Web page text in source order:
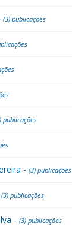
(3) publicações
publicações
- (3) publicações
(3) publicações
- (3) publicações